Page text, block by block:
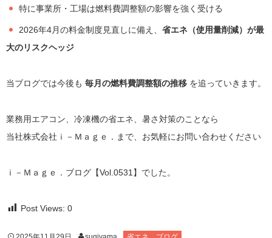
特に事業所・工場は燃料費調整額の影響を強く受ける
2026年4月の料金制度見直しに備え、 省エネ（使用量削減）が最
大のリスクヘッジ
当ブログでは今後も 毎月の燃料費調整額の推移 を追っていきます。
業務用エアコン、冷凍機の省エネ、暑さ対策のことなら
当社株式会社ｉ－Ｍａｇｅ．まで、お気軽にお問い合わせください
ｉ－Ｍａｇｅ．ブログ【Vol.0531】でした。
Post Views: 0